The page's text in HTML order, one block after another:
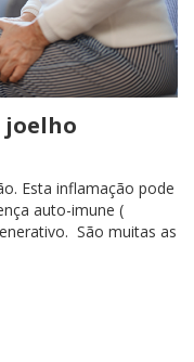
joelho
Esta inflamação pode
auto-imune (
São muitas as